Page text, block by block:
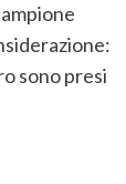
sono presi